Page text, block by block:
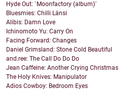
Hyde Out: ´Moonfactory (album)´
Bluesmies: Chilli Länsi
Alibis: Damn Love
Ichinomoto Yu: Carry On
Facing Forward: Changes
Daniel Grimsland: Stone Cold Beautiful
and.ree: The Call Do Do Do
Jean Caffeine: Another Crying Christmas
The Holy Knives: Manipulator
Adios Cowboy: Bedroom Eyes